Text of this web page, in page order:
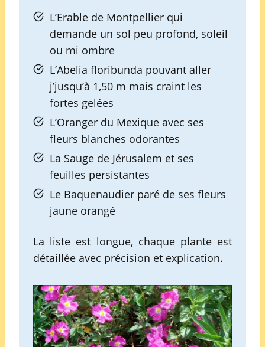
L’Erable de Montpellier qui
demande un sol peu profond, soleil
ou mi ombre
L’Abelia floribunda pouvant aller
j’jusqu’à 1,50 m mais craint les
fortes gelées
L’Oranger du Mexique avec ses
fleurs blanches odorantes
La Sauge de Jérusalem et ses
feuilles persistantes
Le Baquenaudier paré de ses fleurs
jaune orangé
La liste est longue, chaque plante est
détaillée avec précision et explication.